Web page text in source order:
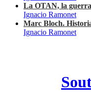
La OTAN, la
Ignacio Ramonet
Marc Bloch.
Ignacio Ramonet